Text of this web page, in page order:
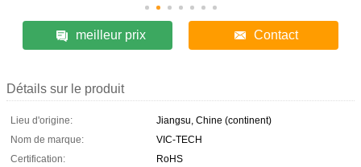
meilleur prix Contact
Détails sur le produit
Lieu d'origine:
Jiangsu, Chine (continent)
Nom de marque:
VIC-TECH
Certification:
RoHS